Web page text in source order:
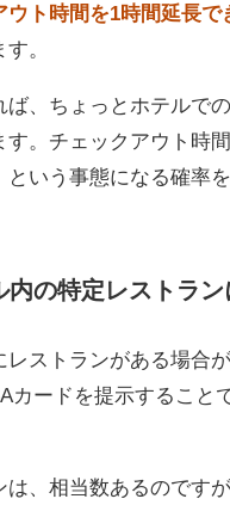
ウト時間を1時間延長で
。
ば、ちょっとホテルで
す。チェックアウト時
という事態になる確率
内の特定レストラ
レストランがある場合
カードを提示すること
、相当数あるのです